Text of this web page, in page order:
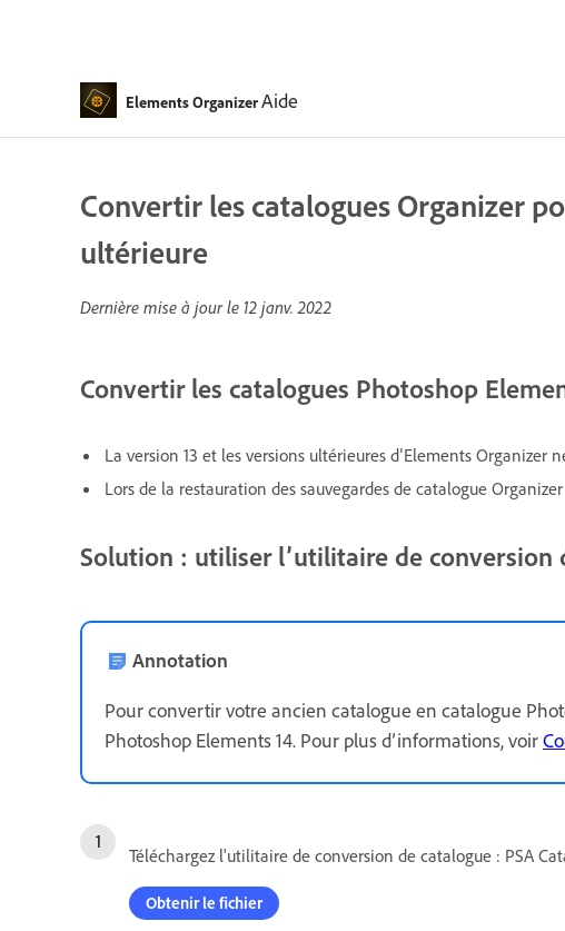
Elements OrganizerAide
Convertir les catalogues Organizer
ultérieure
Dernière mise à jour le 12 janv. 2022
Convertir les catalogues Photoshop
La version 13 et les versions ultérieures d’Elements
Lors de la restauration des sauvegardes de catalogue
Solution : utiliser l’utilitaire de conversion
Annotation
Pour convertir votre ancien catalogue en catalogue
Photoshop Elements 14. Pour plus d’informations, voir
Téléchargez l'utilitaire de conversion de catalogue : PSA
Obtenir le fichier